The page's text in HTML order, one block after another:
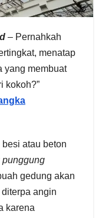
– Pernahkah
menatap
yang membuat
kokoh?”
atau beton
punggung
gedung akan
angin
karena